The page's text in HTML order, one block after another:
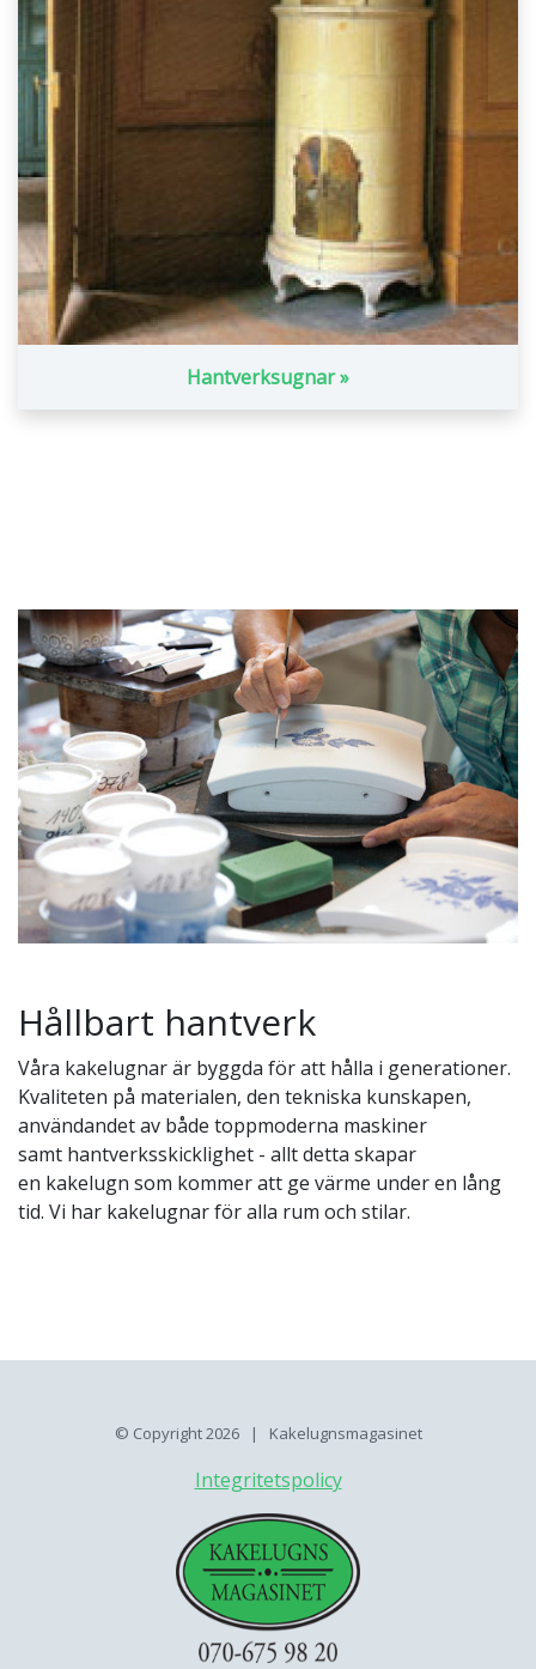
Hantverksugnar »
Hållbart hantverk
Våra kakelugnar är byggda för att hålla i generationer.
Kvaliteten på materialen, den tekniska kunskapen,
användandet av både toppmoderna maskiner
samt hantverksskicklighet - allt detta skapar
en kakelugn som kommer att ge värme under en lång
tid. Vi har kakelugnar för alla rum och stilar.
© Copyright2026 | Kakelugnsmagasinet
Integritetspolicy